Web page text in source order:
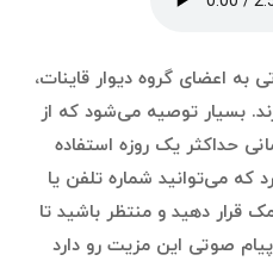
به اعضای گروه دیوار قاینات،
بسیار توصیه می‌شود که از
حداکثر یک روزه استفاده
که می‌توانید شماره تلفن یا
قرار دهید و منتظر باشید تا
صوتی این مزیت رو دارد